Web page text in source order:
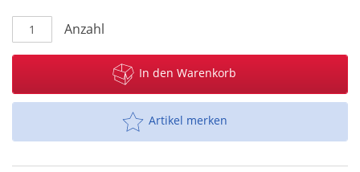
Anzahl
In den Warenkorb
Artikel merken